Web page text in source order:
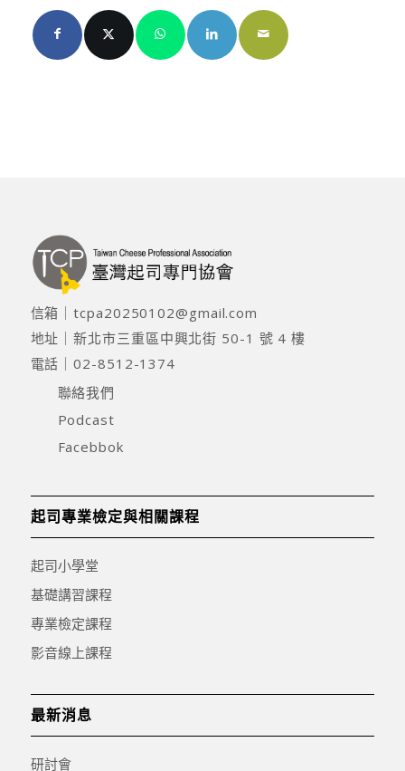
信箱｜tcpa20250102@gmail.com
地址｜新北市三重區中興北街 50-1 號 4 樓
電話｜02-8512-1374
聯絡我們
Podcast
Facebbok
起司專業檢定與相關課程
起司小學堂
基礎講習課程
專業檢定課程
影音線上課程
最新消息
研討會